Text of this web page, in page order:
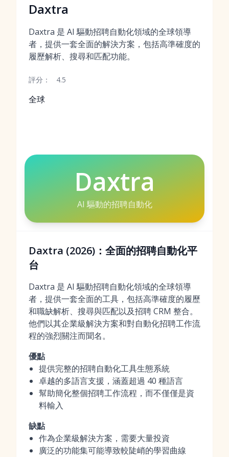
Daxtra
Daxtra 是 AI 驅動招聘自動化領域的全球領導
者，提供一套全面的解決方案，包括高準確度的
履歷解析、搜尋和匹配功能。
評分： 4.5
全球
Daxtra
AI 驅動的招聘自動化
Daxtra (2026)：全面的招聘自動化平
台
Daxtra 是 AI 驅動招聘自動化領域的全球領導
者，提供一套全面的工具，包括高準確度的履歷
和職缺解析、搜尋與匹配以及招聘 CRM 整合。
他們以其企業級解決方案和對自動化招聘工作流
程的強烈關注而聞名。
優點
提供完整的招聘自動化工具生態系統
卓越的多語言支援，涵蓋超過 40 種語言
幫助簡化整個招聘工作流程，而不僅僅是資
料輸入
缺點
作為企業級解決方案，需要大量投資
廣泛的功能集可能導致較陡峭的學習曲線